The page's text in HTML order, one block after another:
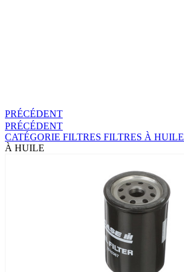
PRÉCÉDENT
PRÉCÉDENT
CATÉGORIE FILTRES FILTRES À HUILE
À HUILE